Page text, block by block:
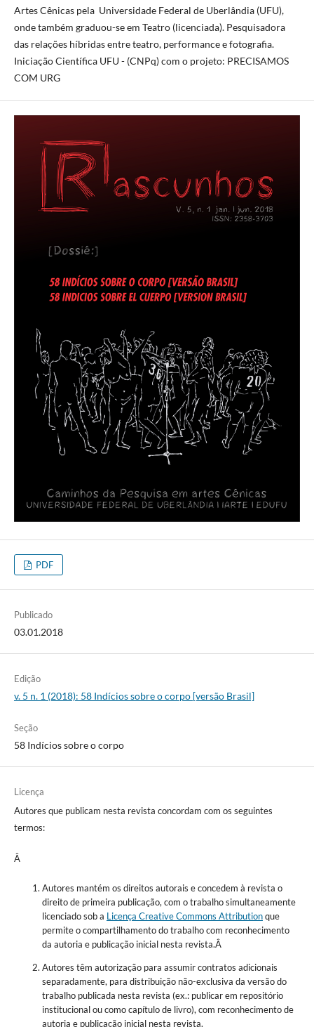
Artes Cênicas pela Universidade Federal de Uberlândia (UFU),
onde também graduou-se em Teatro (licenciada). Pesquisadora
das relações híbridas entre teatro, performance e fotografia.
Iniciação Científica UFU - (CNPq) com o projeto: PRECISAMOS
COM URG
PDF
Publicado
03.01.2018
Edição
v. 5 n. 1 (2018): 58 Indícios sobre o corpo [versão Brasil]
Seção
58 Indícios sobre o corpo
Licença
Autores que publicam nesta revista concordam com os seguintes
termos:
Â
Autores mantém os direitos autorais e concedem à revista o
direito de primeira publicação, com o trabalho simultaneamente
licenciado sob a Licença Creative Commons Attributionque
permite o compartilhamento do trabalho com reconhecimento
da autoria e publicação inicial nesta revista.Â
Autores têm autorização para assumir contratos adicionais
separadamente, para distribuição não-exclusiva da versão do
trabalho publicada nesta revista (ex.: publicar em repositório
institucional ou como capítulo de livro), com reconhecimento de
autoria e publicação inicial nesta revista.